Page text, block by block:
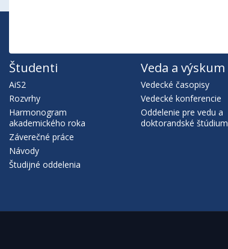
Študenti
AiS2
Rozvrhy
Harmonogram
akademického roka
Záverečné práce
Návody
Študijné oddelenia
Veda a výskum
Vedecké časopisy
Vedecké konferencie
Oddelenie pre vedu a
doktorandské štúdium